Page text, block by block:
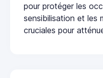
pour protéger les
sensibilisation et les
cruciales pour